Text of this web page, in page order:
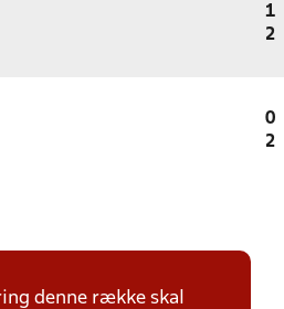
1
2
0
2
denne række skal